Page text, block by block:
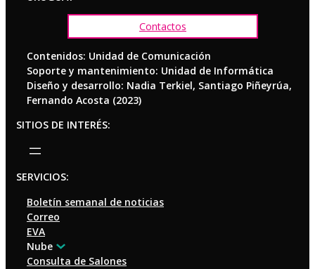
Contactos
Contenidos: Unidad de Comunicación
Soporte y mantenimiento: Unidad de Informática
Diseño y desarrollo: Nadia Terkiel, Santiago Piñeyrúa,
Fernando Acosta (2023)
SITIOS DE INTERÉS:
SERVICIOS:
Boletín semanal de noticias
Correo
EVA
Nube
Consulta de Salones